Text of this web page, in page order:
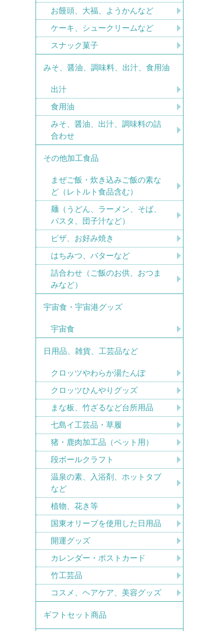
お饅頭、大福、ようかんなど
ケーキ、シュークリームなど
スナック菓子
みそ、醤油、調味料、出汁、食用油
出汁
食用油
みそ、醤油、出汁、調味料の詰
合わせ
その他加工食品
まぜご飯・炊き込みご飯の素な
ど（レトルト食品含む）
麺（うどん、ラーメン、そば、
パスタ、団子汁など）
ピザ、お好み焼き
はちみつ、バターなど
詰合わせ（ご飯のお供、おつま
みなど）
宇宙食・宇宙港グッズ
宇宙食
日用品、雑貨、工芸品など
クロッツやわらか湯たんぽ
クロッツひんやりグッズ
まな板、竹ざるなど台所用品
七島イ工芸品・草履
猪・鹿肉加工品（ペット用）
段ボールクラフト
温泉の素、入浴剤、ホットタブ
など
植物、花き等
国東オリーブを使用した日用品
開運グッズ
カレンダー・ポストカード
竹工芸品
コスメ、ヘアケア、美容グッズ
ギフトセット商品